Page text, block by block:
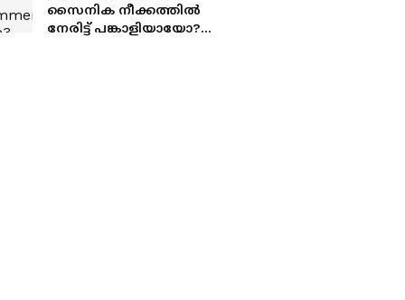
എത്ര അകലം?
സൈനിക നീക്കത്തിൽ
നേരിട്ട് പങ്കാളിയായോ?